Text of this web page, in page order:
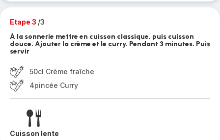
Etape 3 /3
À la sonnerie mettre en cuisson classique, puis cuisson
douce. Ajouter la crème et le curry. Pendant 3 minutes. Puis
servir
50cl Crème fraîche
4pincée Curry
Cuisson lente